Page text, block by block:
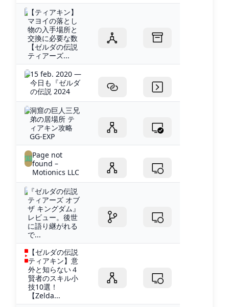
【ティアキン】
マヨイの落とし
物の入手場所と
交換に必要な数
【ゼルダの伝説
ティアーズ...
15 feb. 2020 —
今日も『ゼルダ
の伝説 2024
洞窟の巨人三兄
弟の居場所 テ
ィアキン攻略
GG-EXP
Page not
found –
Motionics LLC
『ゼルダの伝説
ティアーズ オブ
ザ キングダム』
レビュー。後世
に語り継がれる
で...
【ゼルダの伝説
ティアキン】意
外と知らない４
賢者のスキル小
技10選！
【Zelda...